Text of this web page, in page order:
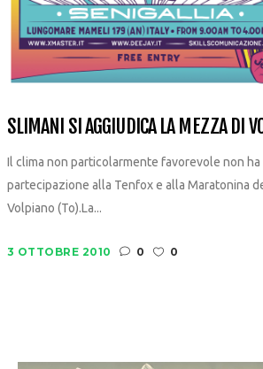
SLIMANI SI AGGIUDICA LA MEZZA DI
Il clima non particolarmente favorevole non
partecipazione alla Tenfox e alla Maratonina
Volpiano (To).La...
3 OTTOBRE 2010 0 0